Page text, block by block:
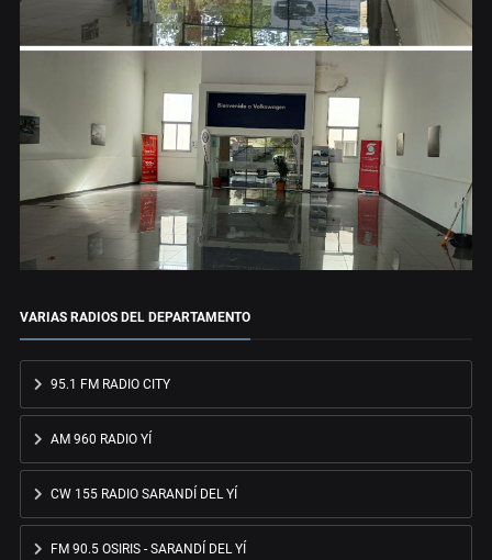
VARIAS RADIOS DEL DEPARTAMENTO
95.1 FM RADIO CITY
AM 960 RADIO YÍ
CW 155 RADIO SARANDÍ DEL YÍ
FM 90.5 OSIRIS - SARANDÍ DEL YÍ